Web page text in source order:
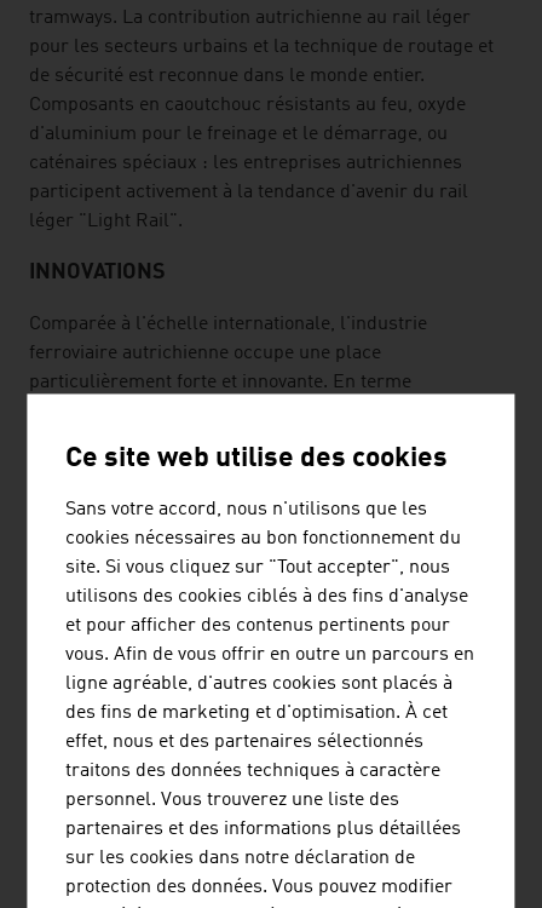
tramways. La contribution autrichienne au rail léger
pour les secteurs urbains et la technique de routage et
de sécurité est reconnue dans le monde entier.
Composants en caoutchouc résistants au feu, oxyde
d'aluminium pour le freinage et le démarrage, ou
caténaires spéciaux : les entreprises autrichiennes
participent activement à la tendance d'avenir du rail
léger "Light Rail".
INNOVATIONS
Comparée à l'échelle internationale, l'industrie
ferroviaire autrichienne occupe une place
particulièrement forte et innovante. En terme
développement du transport ferroviaire est le plus élevé
par habitant.
On investit dans l'assurance qualité et dans les
techniques du futur. Ainsi le trafic sur rail a l'avantage
de consommer peu d'énergie et donc de contribuer
activement à la réduction globale de C02.
Un autre sujet sur lequel se penche le secteur, est la
conduite autonome. Le secteur ferroviaire autrichien est
là aussi dans l'air du temps. La numérisation de la
commande est un autre secteur d'avenir.
Vous trouverez
plus d'informations sur le monde de la
Ce site web utilise des cookies
Sans votre accord, nous n'utilisons que les
cookies nécessaires au bon fonctionnement du
site. Si vous cliquez sur "Tout accepter", nous
utilisons des cookies ciblés à des fins d'analyse
et pour afficher des contenus pertinents pour
vous. Afin de vous offrir en outre un parcours en
ligne agréable, d'autres cookies sont placés à
des fins de marketing et d'optimisation. À cet
effet, nous et des partenaires sélectionnés
traitons des données techniques à caractère
personnel. Vous trouverez une liste des
partenaires et des informations plus détaillées
sur les cookies dans notre déclaration de
protection des données. Vous pouvez modifier